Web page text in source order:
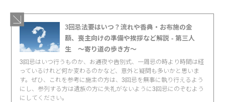
3回忌法要はいつ？流れや香典・お布施の金
額、喪主向けの準備や挨拶など解説 - 第三人
生 〜寄り道の歩き方〜
3回忌はいつ行うものか、お通夜や告別式、一周忌の時より時間は経
っているけれど何か変わるのかなど、意外と疑問も多いかと思いま
す。ぜひ、これを参考に施主の方は、3回忌を無事に執り行えるよう
にし、参列する方は遺族の方に失礼がないように3回忌にのぞむよう
にしてください。